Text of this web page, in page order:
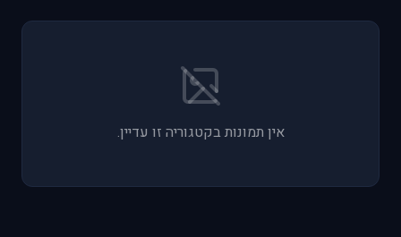
אין תמונות בקטגוריה זו עדיין.